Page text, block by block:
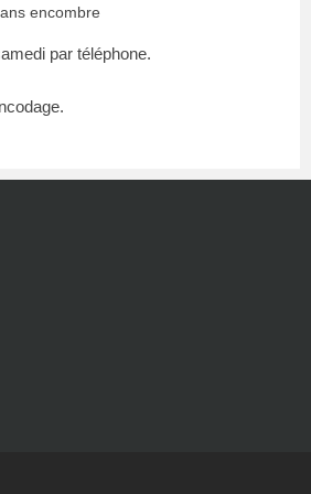
encombre
par téléphone.